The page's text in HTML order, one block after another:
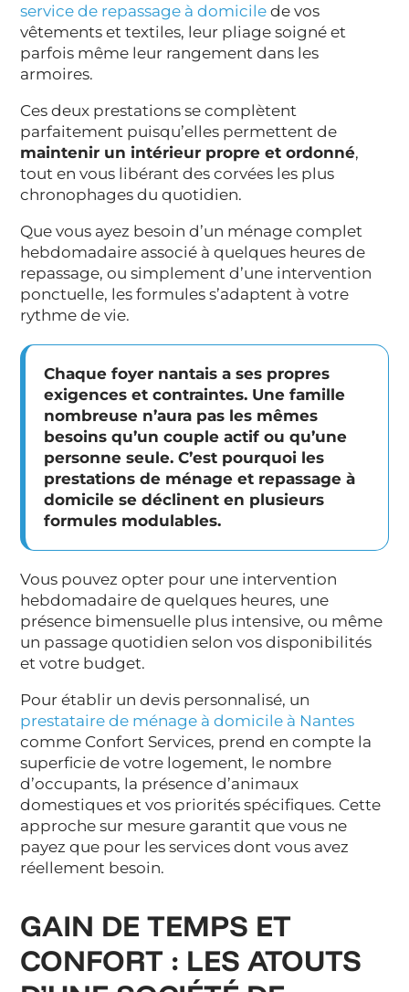
service de repassage à domicile de vos
vêtements et textiles, leur pliage soigné et
parfois même leur rangement dans les
armoires.
Ces deux prestations se complètent
parfaitement puisqu’elles permettent de
maintenir un intérieur propre et ordonné,
tout en vous libérant des corvées les plus
chronophages du quotidien.
Que vous ayez besoin d’un ménage complet
hebdomadaire associé à quelques heures de
repassage, ou simplement d’une intervention
ponctuelle, les formules s’adaptent à votre
rythme de vie.
Chaque foyer nantais a ses propres
exigences et contraintes. Une famille
nombreuse n’aura pas les mêmes
besoins qu’un couple actif ou qu’une
personne seule. C’est pourquoi les
prestations de ménage et repassage à
domicile se déclinent en plusieurs
formules modulables.
Vous pouvez opter pour une intervention
hebdomadaire de quelques heures, une
présence bimensuelle plus intensive, ou même
un passage quotidien selon vos disponibilités
et votre budget.
Pour établir un devis personnalisé, un
prestataire de ménage à domicile à Nantes
comme Confort Services, prend en compte la
superficie de votre logement, le nombre
d’occupants, la présence d’animaux
domestiques et vos priorités spécifiques. Cette
approche sur mesure garantit que vous ne
payez que pour les services dont vous avez
réellement besoin.
GAIN DE TEMPS ET
CONFORT : LES ATOUTS